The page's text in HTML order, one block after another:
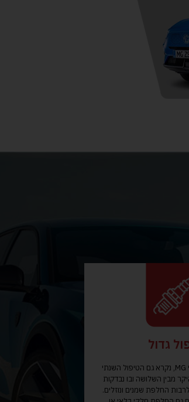
גדול
הטיפול הגדול ברכבי MG, נקרא גם הטיפול השנתי
מבין השלושה ובו נבדקות
החלפת שמנים ונוזלים.